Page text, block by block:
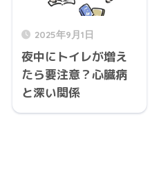
2025年9月1日
夜中にトイレが増え
たら要注意？心臓病
と深い関係